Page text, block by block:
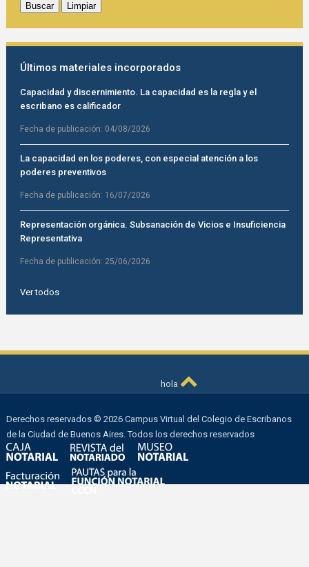
Últimos materiales incorporados
Capacidad y discernimiento. La capacidad es la regla y el
escribano es calificador
Fecha de publicación: 04/08/2026
La capacidad en los poderes, con especial atención a los
poderes preventivos
Fecha de publicación: 16/07/2026
Representación orgánica. Subsanación de Vicios e Insuficiencia
Representativa
Fecha de publicación: 25/06/2026
Ver todos
hola
Derechos reservados © 2026 Campus Virtual del Colegio de Escribanos
de la Ciudad de Buenos Aires. Todos los derechos reservados